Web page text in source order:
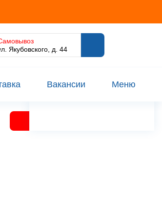
Якубовского, д. 44
Вакансии Меню